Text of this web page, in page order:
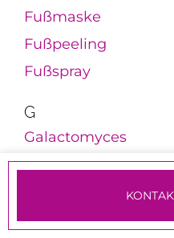
Fußmaske
Fußpeeling
Fußspray
G
Galactomyces
Galbanum
Gamma-
TERMINE